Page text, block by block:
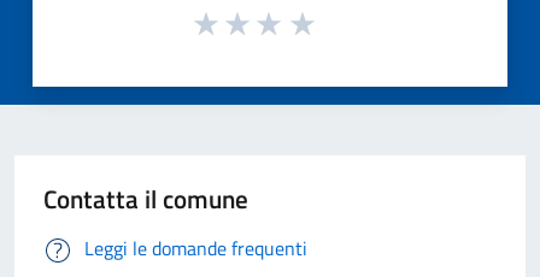
Contatta il comune
Leggi le domande frequenti